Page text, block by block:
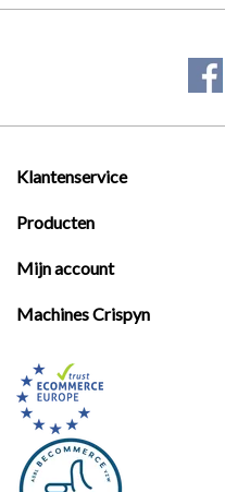
Klantenservice
Producten
Mijn account
Machines Crispyn